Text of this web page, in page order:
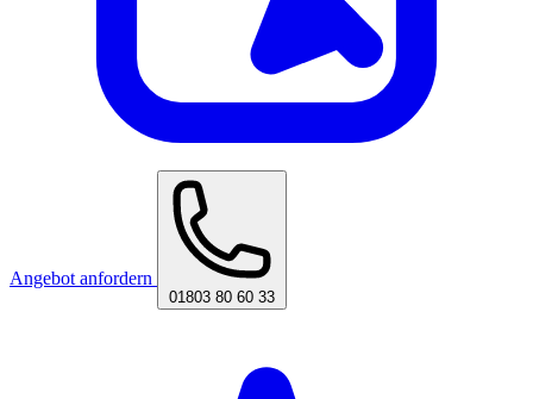
Angebot anfordern
01803 80 60 33